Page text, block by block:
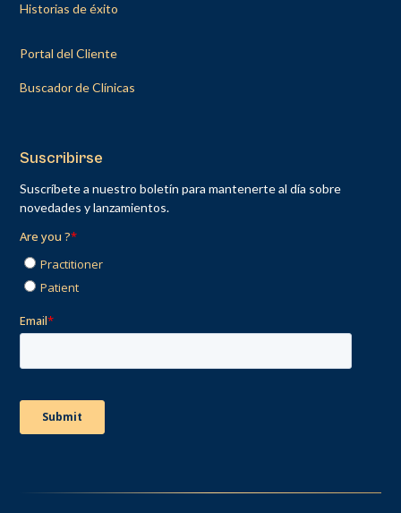
Historias de éxito
Portal del Cliente
Buscador de Clínicas
Suscribirse
Suscríbete a nuestro boletín para mantenerte al día sobre
novedades y lanzamientos.